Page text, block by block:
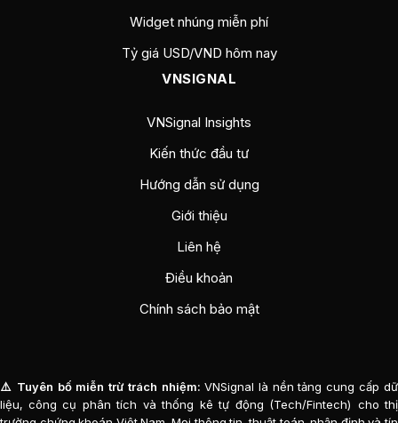
Widget nhúng miễn phí
Tỷ giá USD/VND hôm nay
VNSIGNAL
VNSignal Insights
Kiến thức đầu tư
Hướng dẫn sử dụng
Giới thiệu
Liên hệ
Điều khoản
Chính sách bảo mật
⚠️ Tuyên bố miễn trừ trách nhiệm: VNSignal là nền tảng cung cấp dữ
liệu, công cụ phân tích và thống kê tự động (Tech/Fintech) cho thị